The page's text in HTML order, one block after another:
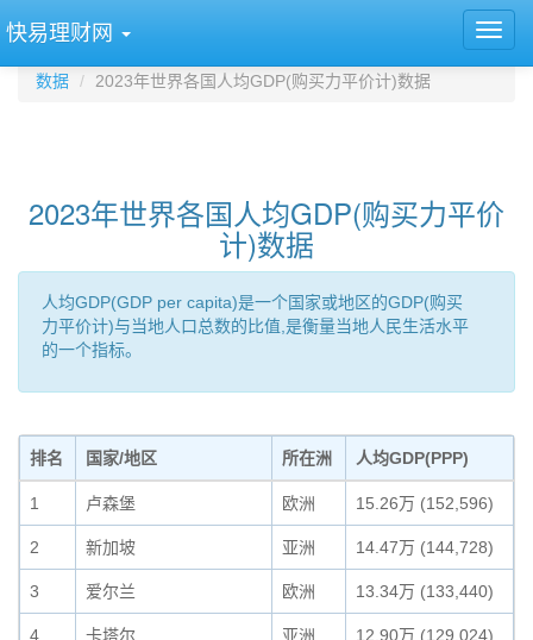
快易理财网
数据 2023年世界各国人均GDP(购买力平价计)数据
2023年世界各国人均GDP(购买力平价
计)数据
人均GDP(GDP per capita)是一个国家或地区的GDP(购买
力平价计)与当地人口总数的比值,是衡量当地人民生活水平
的一个指标。
排名 国家/地区 所在洲 人均GDP(PPP)
1 卢森堡 欧洲 15.26万 (152,596)
2 新加坡 亚洲 14.47万 (144,728)
3 爱尔兰 欧洲 13.34万 (133,440)
4 卡塔尔 亚洲 12.90万 (129,024)